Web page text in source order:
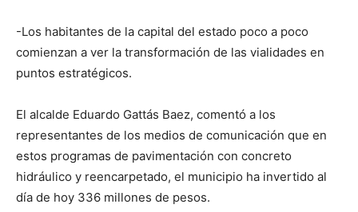
-Los habitantes de la capital del estado poco a poco
comienzan a ver la transformación de las vialidades en
puntos estratégicos.
El alcalde Eduardo Gattás Baez, comentó a los
representantes de los medios de comunicación que en
estos programas de pavimentación con concreto
hidráulico y reencarpetado, el municipio ha invertido al
día de hoy 336 millones de pesos.